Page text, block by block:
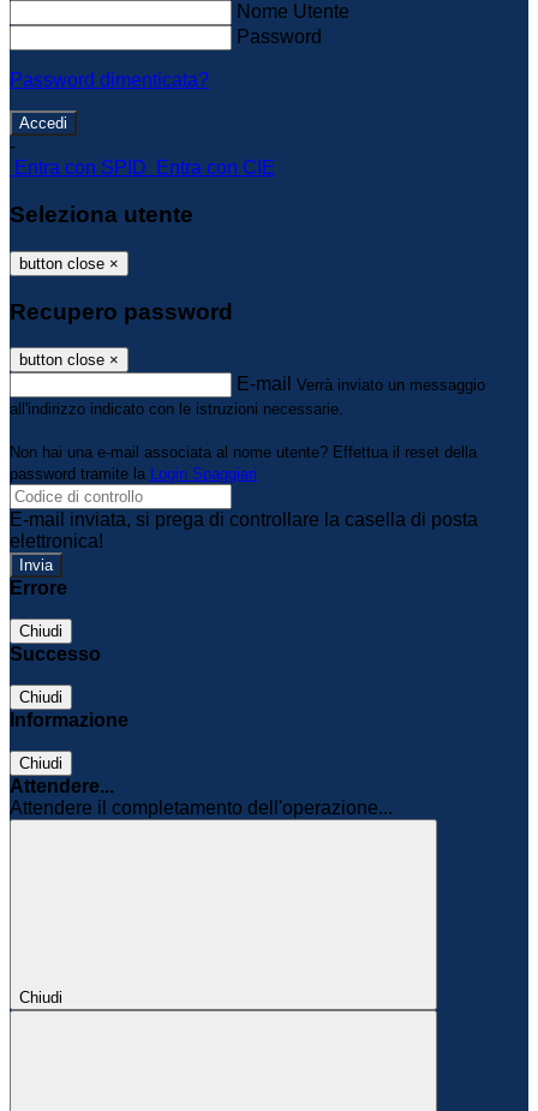
Nome Utente
Password
Password dimenticata?
-
Entra con SPID
Entra con CIE
Seleziona utente
button close ×
Recupero password
button close ×
E-mail Verrà inviato un messaggio
all'indirizzo indicato con le istruzioni necessarie.
Non hai una e-mail associata al nome utente? Effettua il reset della
password tramite la Login Spaggiari
E-mail inviata, si prega di controllare la casella di posta
elettronica!
Errore
Chiudi
Successo
Chiudi
Informazione
Chiudi
Attendere...
Attendere il completamento dell'operazione...
Chiudi